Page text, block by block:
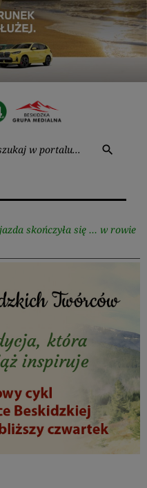
search
skończyła się … w rowie